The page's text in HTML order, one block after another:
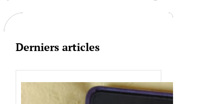
h
Derniers articles